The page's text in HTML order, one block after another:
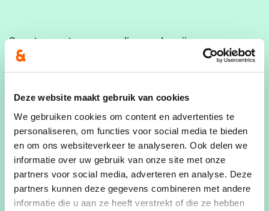
Deze website maakt gebruik van cookies
We gebruiken cookies om content en advertenties te
personaliseren, om functies voor social media te bieden
en om ons websiteverkeer te analyseren. Ook delen we
informatie over uw gebruik van onze site met onze
partners voor social media, adverteren en analyse. Deze
partners kunnen deze gegevens combineren met andere
informatie die u aan ze heeft verstrekt of die ze hebben
Sport en natuur, en nadien onderwijs en
kinderopvang: als schepen is
Nele Cleemput
vooral een actieve en betrokken politica die naar
bereikbaarheid, betrokkenheid en
luisterbereidheid van onschatbare waarde, die
zoveel belangrijker zijn dan holle slogans, dikke
dossiers of hoogdravende principes. Het is de
mens die telt en dus centraal moet staan. Nele
heeft geschiedenis gestudeerd en werkt als
federaal ambtenaar in de sociale zekerheid. Zij is